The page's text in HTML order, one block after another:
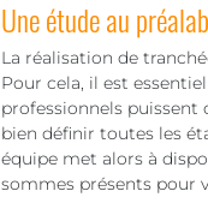
Une étude au
La réalisation de
Pour cela, il est
professionnels puissent
bien définir toutes les
équipe met alors à
sommes présents pour